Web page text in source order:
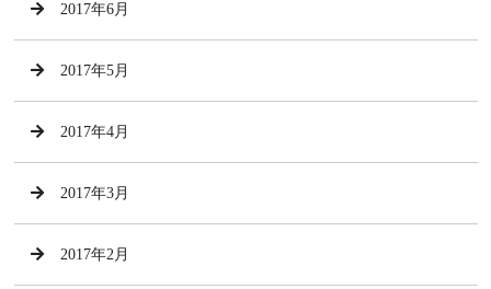
2017年6月
2017年5月
2017年4月
2017年3月
2017年2月